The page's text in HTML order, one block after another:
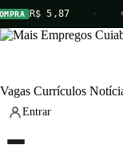
R$ 5,87 ☀
Vagas Currículos
Entrar